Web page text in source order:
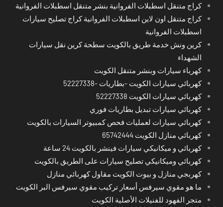
كراج متنقل اسطبلات الفروانية بنشر متنقل اسطبلات الفروانية
كراج متنقل اون لاين اسطبلات الفروانية كراج تصليح سيارات
اسطبلات الفروانية
كرين ونش خدمة طريق بالكويت سطحة كرين نقل سيارات
الشهداء
كهرباء سيارات وبنشر متنقل الكويت
كهربائي سيارات الكويت -بطاريات -52227338
كهربائي سيارات الكويت 52227338
كهربائي سيارات تبديل بطاريات فوري
كهربائي سيارات لعمليات فحص كمبيوتر السيارات بالكويت
كهربائي منازل الكويت 65742444
كهربائي و ميكانيكي سيارات فينشر بالكويت 24 ساعة
كهربائي وميكانيكي تصليح سيارات على الطريق بالكويت
كهربجي منازل و بيوت الكويت مقاول كهربائي منازل
ما هو مقوي سيرفس أسعار تركيب مقوي سيرفس البر الكويت
متجر الفهود للفنيلات الأصلية الكويت